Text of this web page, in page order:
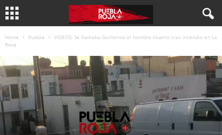
Home Puebla
VIDEOS: Se llamaba Guillermo el hombre muerto tras incendio en La
Rosa